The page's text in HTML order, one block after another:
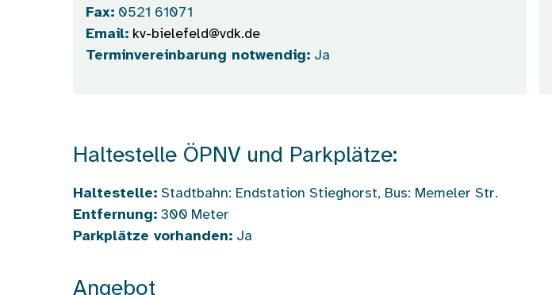
Fax: 0521 61071
Email: kv-bielefeld@vdk.de
Terminvereinbarung notwendig: Ja
Haltestelle ÖPNV und Parkplätze:
Haltestelle: Stadtbahn: Endstation Stieghorst, Bus: Memeler Str.
Entfernung: 300 Meter
Parkplätze vorhanden: Ja
Angebot